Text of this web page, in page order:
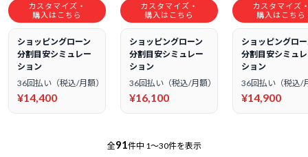
カスタマイズ・
購入はこちら
ショッピングローン
分割目安シミュレー
ション
36回払い（税込/月額）
¥14,400
カスタマイズ・
購入はこちら
ショッピングローン
分割目安シミュレー
ション
36回払い（税込/月額）
¥16,100
カスタマイズ
購入はこちら
ショッピングロ
分割目安シミュ
ション
36回払い（税込/
¥14,900
全91件中 1～30件を表示